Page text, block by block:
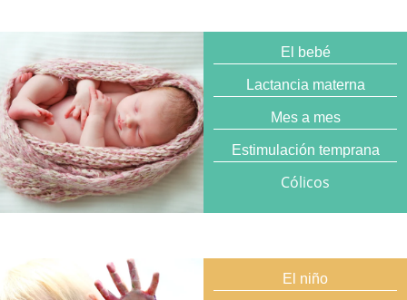
El bebé
Lactancia materna
Mes a mes
Estimulación temprana
Cólicos
El niño